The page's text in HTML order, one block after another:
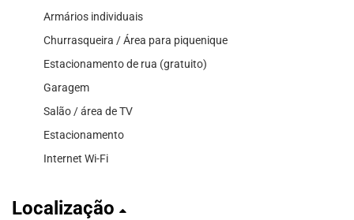
Armários individuais
Churrasqueira / Área para piquenique
Estacionamento de rua (gratuito)
Garagem
Salão / área de TV
Estacionamento
Internet Wi-Fi
Localização